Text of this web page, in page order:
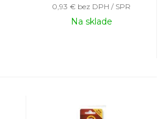
0,93 € bez DPH / SPR
Na sklade